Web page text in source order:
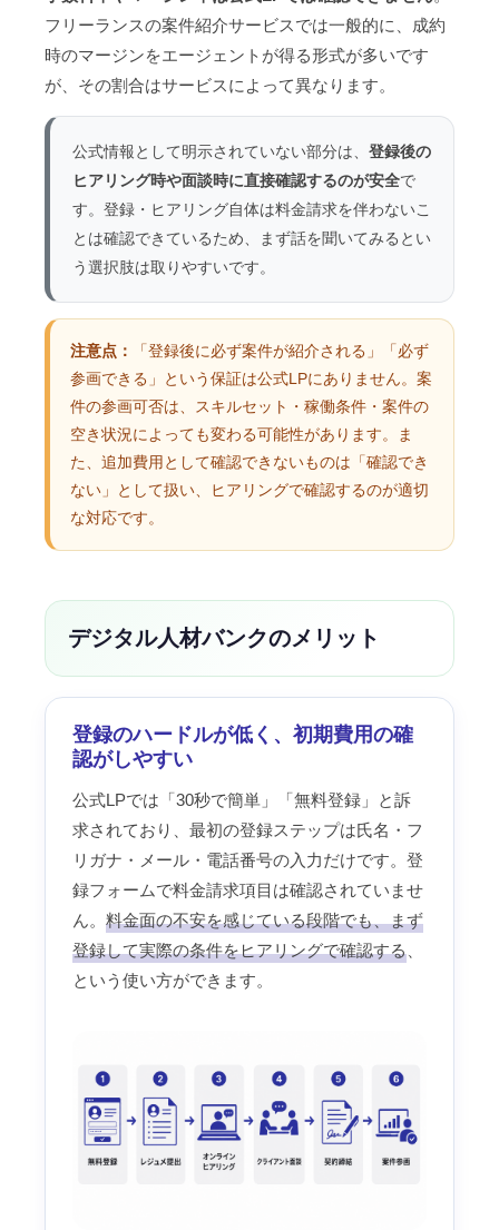
フリーランスの案件紹介サービスでは一般的に、成約
時のマージンをエージェントが得る形式が多いです
が、その割合はサービスによって異なります。
公式情報として明示されていない部分は、 登録後の
ヒアリング時や面談時に直接確認するのが安全で
す。登録・ヒアリング自体は料金請求を伴わないこ
とは確認できているため、まず話を聞いてみるとい
う選択肢は取りやすいです。
注意点：
「登録後に必ず案件が紹介される」「必ず
参画できる」という保証は公式LPにありません。案
件の参画可否は、スキルセット・稼働条件・案件の
空き状況によっても変わる可能性があります。ま
た、追加費用として確認できないものは「確認でき
ない」として扱い、ヒアリングで確認するのが適切
な対応です。
デジタル人材バンクのメリット
登録のハードルが低く、初期費用の確
認がしやすい
公式LPでは「30秒で簡単」「無料登録」と訴
求されており、最初の登録ステップは氏名・フ
リガナ・メール・電話番号の入力だけです。登
録フォームで料金請求項目は確認されていませ
ん。 料金面の不安を感じている段階でも、まず
登録して実際の条件をヒアリングで確認する、
という使い方ができます。